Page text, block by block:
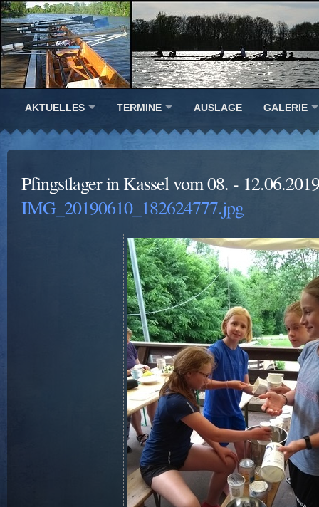
AKTUELLES TERMINE AUSLAGE GALERIE
Pfingstlager in Kassel vom 08. - 12.06.2019
IMG_20190610_182624777.jpg